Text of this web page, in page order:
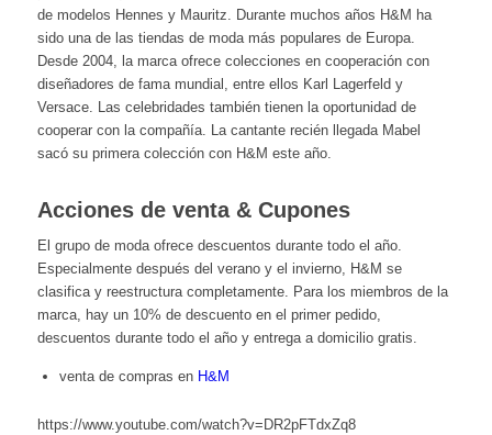
de modelos Hennes y Mauritz. Durante muchos años H&M ha
sido una de las tiendas de moda más populares de Europa.
Desde 2004, la marca ofrece colecciones en cooperación con
diseñadores de fama mundial, entre ellos Karl Lagerfeld y
Versace. Las celebridades también tienen la oportunidad de
cooperar con la compañía. La cantante recién llegada Mabel
sacó su primera colección con H&M este año.
Acciones de venta & Cupones
El grupo de moda ofrece descuentos durante todo el año.
Especialmente después del verano y el invierno, H&M se
clasifica y reestructura completamente. Para los miembros de la
marca, hay un 10% de descuento en el primer pedido,
descuentos durante todo el año y entrega a domicilio gratis.
venta de compras en H&M
https://www.youtube.com/watch?v=DR2pFTdxZq8